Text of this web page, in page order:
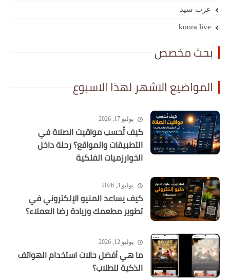
عرب سيد
koora live
بحث مخصص
المواضيع الاشهر لهذا الاسبوع
يوليو 17, 2026
كيف تُحسب مواقيت الصلاة في
التطبيقات والمواقع؟ رحلة داخل
الخوارزميات الفلكية
يوليو 3, 2026
كيف يساعد المنيو الإلكتروني في
تطوير مطعمك وزيادة رضا العملاء؟
يوليو 12, 2026
ما هي أفضل حالات استخدام الهواتف
الذكية للطلاب؟